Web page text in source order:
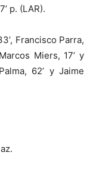
p. (LAR).
Francisco Parra,
Miers, 17’ y
62’ y Jaime